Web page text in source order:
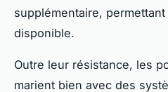
supplémentaire, permettant
disponible.
Outre leur résistance, les
marient bien avec des